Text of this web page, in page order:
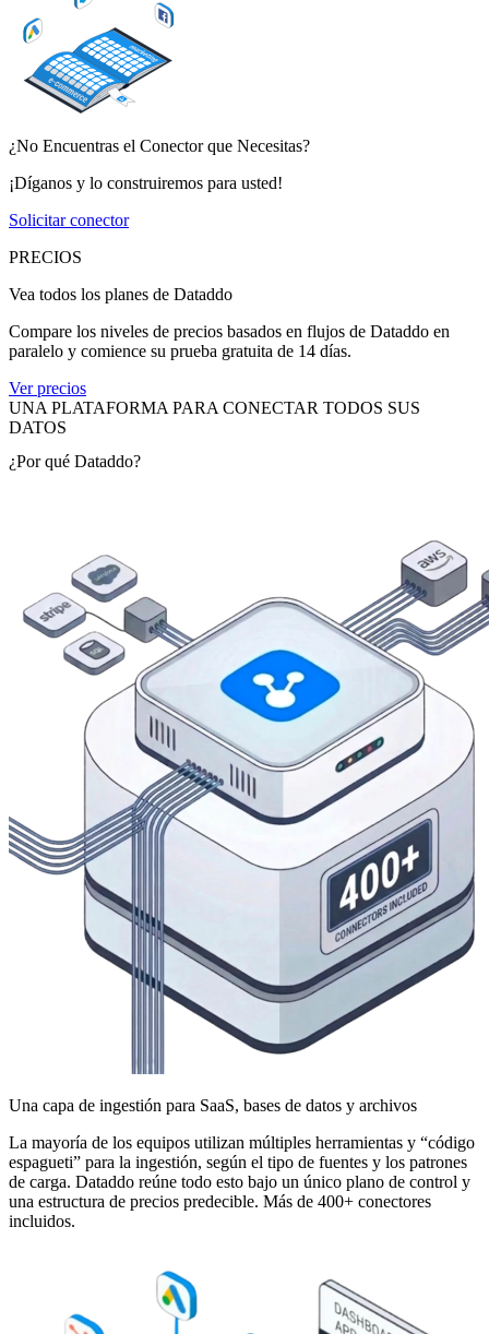
¿No Encuentras el Conector que Necesitas?
¡Díganos y lo construiremos para usted!
Solicitar conector
PRECIOS
Vea todos los planes de Dataddo
Compare los niveles de precios basados en flujos de Dataddo en
paralelo y comience su prueba gratuita de 14 días.
Ver precios
UNA PLATAFORMA PARA CONECTAR TODOS SUS
DATOS
¿Por qué Dataddo?
Una capa de ingestión para SaaS, bases de datos y archivos
La mayoría de los equipos utilizan múltiples herramientas y “código
espagueti” para la ingestión, según el tipo de fuentes y los patrones
de carga. Dataddo reúne todo esto bajo un único plano de control y
una estructura de precios predecible. Más de 400+ conectores
incluidos.